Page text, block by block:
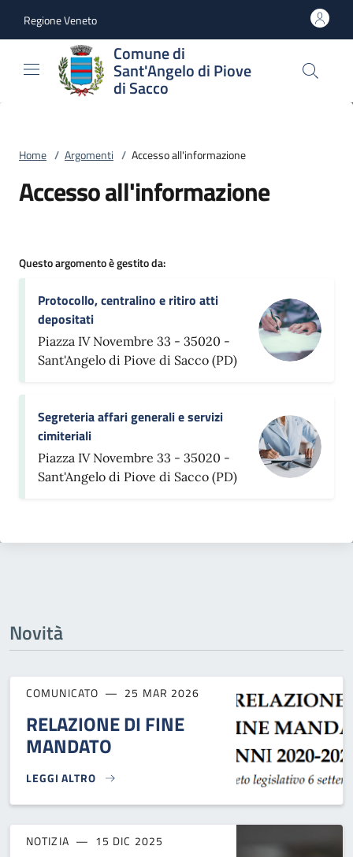
Regione Veneto
Comune di
Sant'Angelo di Piove
di Sacco
Home / Argomenti / Accesso all'informazione
Accesso all'informazione
Questo argomento è gestito da:
Protocollo, centralino e ritiro atti
depositati
Piazza IV Novembre 33 - 35020 -
Sant'Angelo di Piove di Sacco (PD)
Segreteria affari generali e servizi
cimiteriali
Piazza IV Novembre 33 - 35020 -
Sant'Angelo di Piove di Sacco (PD)
Novità
COMUNICATO 25 MAR 2026
RELAZIONE DI FINE
MANDATO
LEGGI ALTRO
RELAZIONE DI FINE MANDATO }
NOTIZIA 15 DIC 2025